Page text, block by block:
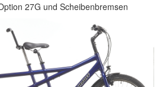
27G und Scheibenbremsen